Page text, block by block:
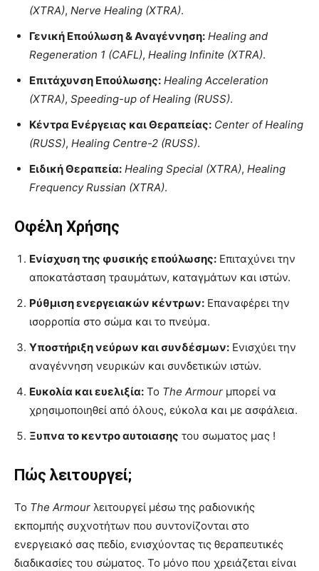
(XTRA), Nerve Healing (XTRA).
Γενική Επούλωση & Αναγέννηση: Healing and
Regeneration 1 (CAFL), Healing Infinite (XTRA).
Επιτάχυνση Επούλωσης: Healing Acceleration
(XTRA), Speeding-up of Healing (RUSS).
Κέντρα Ενέργειας και Θεραπείας: Center of Healing
(RUSS), Healing Centre-2 (RUSS).
Ειδική Θεραπεία: Healing Special (XTRA), Healing
Frequency Russian (XTRA).
Οφέλη Χρήσης
Ενίσχυση της φυσικής επούλωσης: Επιταχύνει την
αποκατάσταση τραυμάτων, καταγμάτων και ιστών.
Ρύθμιση ενεργειακών κέντρων: Επαναφέρει την
ισορροπία στο σώμα και το πνεύμα.
Υποστήριξη νεύρων και συνδέσμων: Ενισχύει την
αναγέννηση νευρικών και συνδετικών ιστών.
Ευκολία και ευελιξία: Το The Armour μπορεί να
χρησιμοποιηθεί από όλους, εύκολα και με ασφάλεια.
Ξυπνα το κεντρο αυτοιασης του σωματος μας !
Πώς λειτουργεί;
Το The Armour λειτουργεί μέσω της ραδιονικής
εκπομπής συχνοτήτων που συντονίζονται στο
ενεργειακό σας πεδίο, ενισχύοντας τις θεραπευτικές
διαδικασίες του σώματος. Το μόνο που χρειάζεται είναι